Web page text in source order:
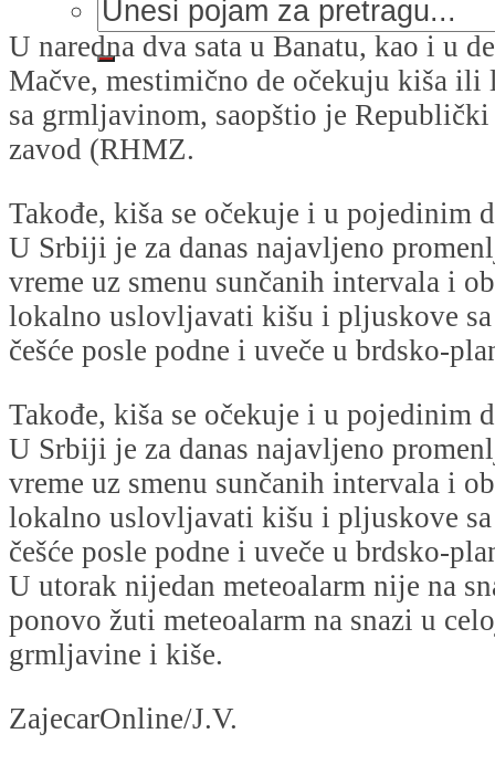
U naredna dva sata u Banatu, kao i u
Mačve, mestimično de očekuju kiša ili
sa grmlјavinom, saopštio je
zavod (RHMZ.
Takođe, kiša se očekuje i u pojedinim
U Srbiji je za danas najavljeno
vreme uz smenu sunčanih intervala i
lokalno uslovljavati kišu i pljuskove
češće posle podne i uveče u brdsko-
Takođe, kiša se očekuje i u pojedinim
U Srbiji je za danas najavljeno
vreme uz smenu sunčanih intervala i
lokalno uslovljavati kišu i pljuskove
češće posle podne i uveče u brdsko-
U utorak nijedan meteoalarm nije na
ponovo žuti meteoalarm na snazi u
grmljavine i kiše.
ZajecarOnline/J.V.